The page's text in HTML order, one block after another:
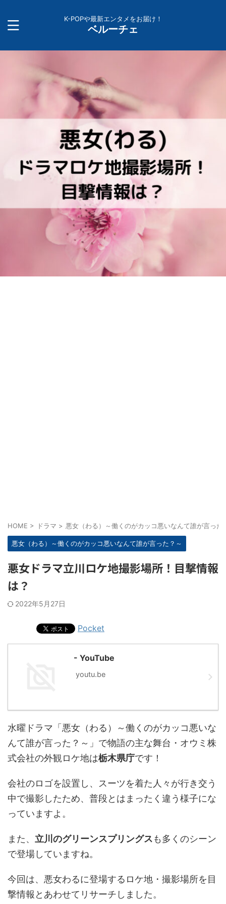
K-POPや最新エンタメをお届け！
ベルーチェ
HOME > ドラマ > 悪女（わる）～働くのがカッコ悪いなんて誰が言った
悪女（わる）～働くのがカッコ悪いなんて誰が言った？～
悪女ドラマ立川ロケ地撮影場所！目撃情報
は？
2022年5月27日
Pocket
- YouTube
youtu.be
水曜ドラマ「悪女（わる）～働くのがカッコ悪いな
んて誰が言った？～」で物語の主な舞台・オウミ株
式会社の外観ロケ地は栃木県庁です！
会社のロゴを設置し、スーツを着た人々が行き交う
中で撮影したため、普段とはまったく違う様子にな
っていますよ。
また、 立川のグリーンスプリングスも多くのシーン
で登場していますね。
今回は、悪女わるに登場するロケ地・撮影場所を目
撃情報とあわせてリサーチしました。